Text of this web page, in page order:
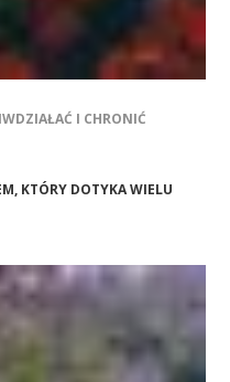
I CHRONIĆ
KTÓRY DOTYKA WIELU